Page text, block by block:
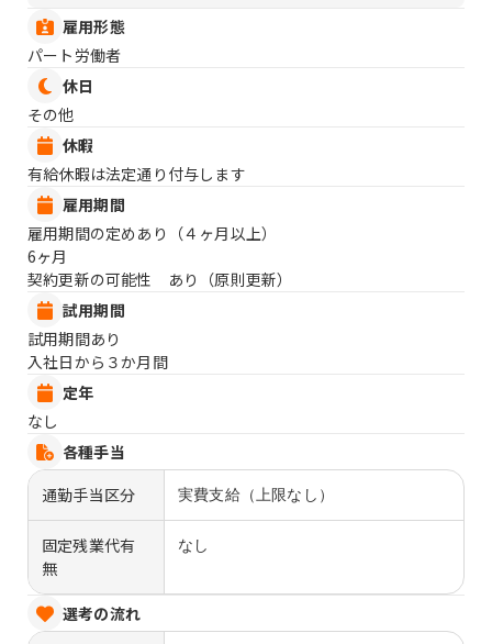
雇用形態
パート労働者
休日
その他
休暇
有給休暇は法定通り付与します
雇用期間
雇用期間の定めあり（４ヶ月以上）
6ヶ月
契約更新の可能性 あり（原則更新）
試用期間
試用期間あり
入社日から３か月間
定年
なし
各種手当
通勤手当区分
実費支給（上限なし）
固定残業代有
無
なし
選考の流れ